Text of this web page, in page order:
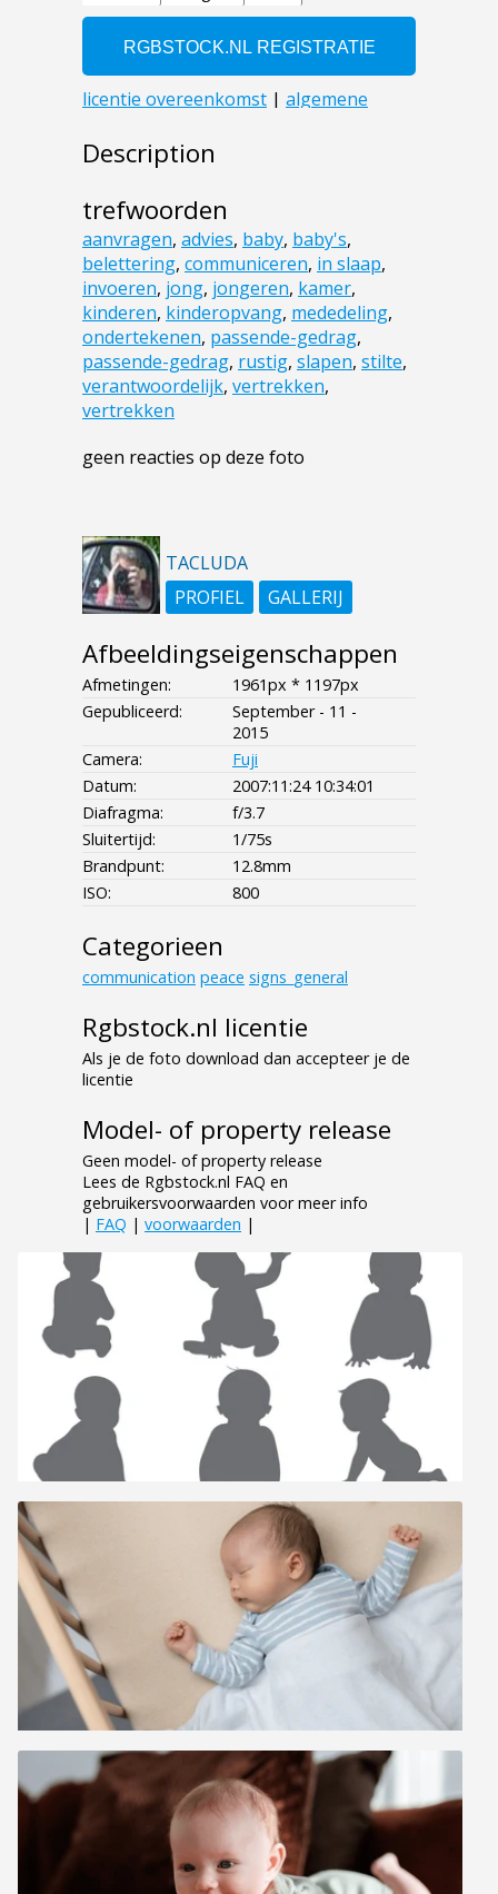
Description
trefwoorden
aanvragen, advies, baby, baby's,
belettering, communiceren, in slaap,
invoeren, jong, jongeren, kamer,
kinderen, kinderopvang, mededeling,
ondertekenen, passende-gedrag,
passende-gedrag, rustig, slapen, stilte,
verantwoordelijk, vertrekken,
vertrekken
geen reacties op deze foto
TACLUDA
PROFIEL
GALLERIJ
Afbeeldingseigenschappen
Afmetingen:
1961px * 1197px
Gepubliceerd:
September - 11 -
2015
Camera:
Fuji
Datum:
2007:11:24 10:34:01
Diafragma:
f/3.7
Sluitertijd:
1/75s
Brandpunt:
12.8mm
ISO:
800
Categorieen
communication peace signs_general
Rgbstock.nl licentie
Als je de foto download dan accepteer je de
licentie
Model- of property release
Geen model- of property release
Lees de Rgbstock.nl FAQ en
gebruikersvoorwaarden voor meer info
| FAQ | voorwaarden |